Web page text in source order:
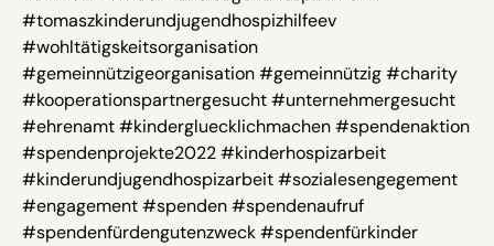
#tomaszkinderundjugendhospizhilfeev
#wohltätigskeitsorganisation
#gemeinnützigeorganisation #gemeinnützig #charity
#kooperationspartnergesucht #unternehmergesucht
#ehrenamt #kindergluecklichmachen #spendenaktion
#spendenprojekte2022 #kinderhospizarbeit
#kinderundjugendhospizarbeit #sozialesengegement
#engagement #spenden #spendenaufruf
#spendenfürdengutenzweck #spendenfürkinder